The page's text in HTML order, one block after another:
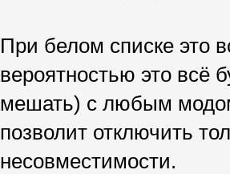
При белом списке это
вероятностью это всё
мешать) с любым
позволит отключить
несовместимости.